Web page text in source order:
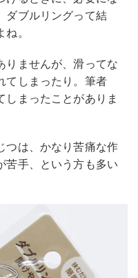
ダブルリングって結
。
りませんが、滑ってな
てしまったり。筆者
しまったことがありま
つは、かなり苦痛な作
苦手、という方も多い